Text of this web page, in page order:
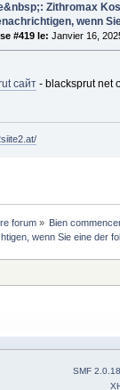
Zithromax
wenn
#419 le: Janvier 16,
сайт- blacksprut net
forum» Bien
wenn Sie eine der
SMF 2.0.18